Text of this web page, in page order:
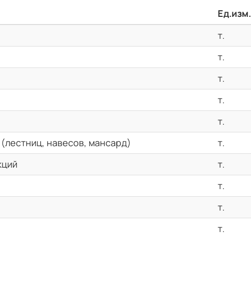
Ед.изм.
т.
т.
т.
т.
т.
навесов, мансард)
т.
т.
т.
т.
т.